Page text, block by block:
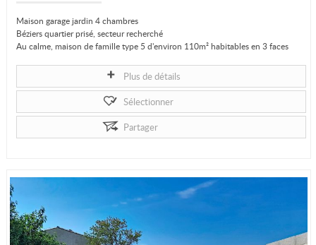
Maison garage jardin 4 chambres
Béziers quartier prisé, secteur recherché
Au calme, maison de famille type 5 d'environ 110m² habitables en 3 faces
Plus de détails
Sélectionner
Partager